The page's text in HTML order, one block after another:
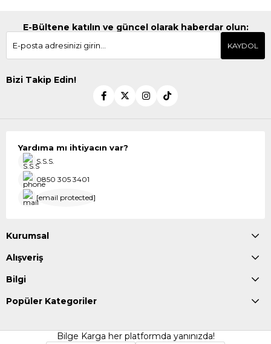
E-Bültene katılın ve güncel olarak haberdar olun:
KAYDOL
Bizi Takip Edin!
Yardıma mı ihtiyacın var?
S.S.S.
0850 305 3401
[email protected]
Kurumsal
Alışveriş
Bilgi
Popüler Kategoriler
Bilge Karga her platformda yanınızda!